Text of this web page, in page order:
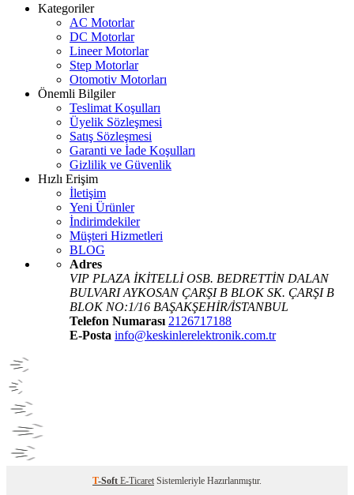
Kategoriler
AC Motorlar
DC Motorlar
Lineer Motorlar
Step Motorlar
Otomotiv Motorları
Önemli Bilgiler
Teslimat Koşulları
Üyelik Sözleşmesi
Satış Sözleşmesi
Garanti ve İade Koşulları
Gizlilik ve Güvenlik
Hızlı Erişim
İletişim
Yeni Ürünler
İndirimdekiler
Müşteri Hizmetleri
BLOG
Adres
VIP PLAZA İKİTELLİ OSB. BEDRETTİN DALAN
BULVARI AYKOSAN ÇARŞI B BLOK SK. ÇARŞI B
BLOK NO:1/16 BAŞAKŞEHİR/İSTANBUL
Telefon Numarası 2126717188
E-Posta info@keskinlerelektronik.com.tr
T-Soft E-Ticaret Sistemleriyle Hazırlanmıştır.